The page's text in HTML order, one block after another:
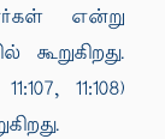
என்று
11:108)